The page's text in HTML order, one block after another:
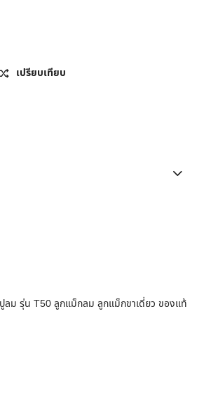
เปรียบเทียบ
ลม รุ่น T50 ลูกแม็กลม ลูกแม็กขาเดี่ยว ของแท้